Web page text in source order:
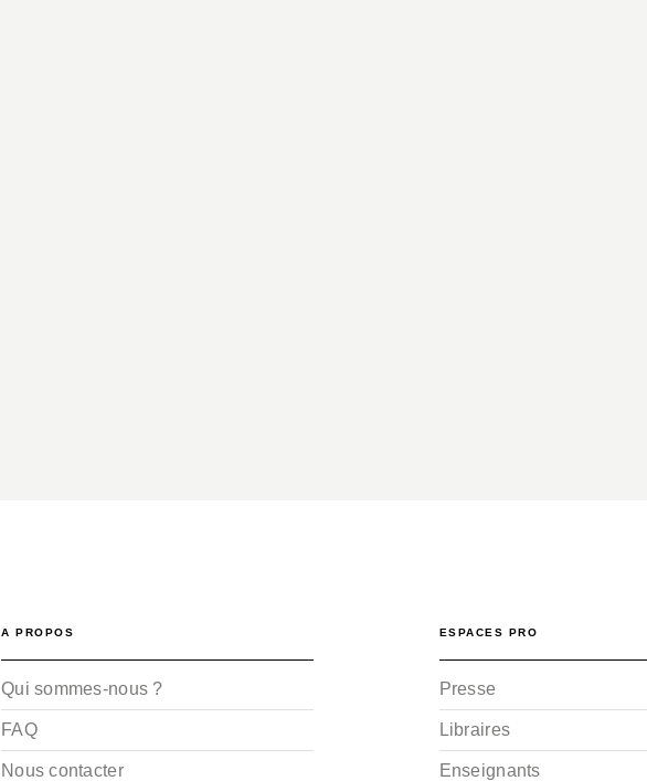
A PROPOS
Qui sommes-nous ?
FAQ
Nous contacter
ESPACES PRO
Presse
Libraires
Enseignants